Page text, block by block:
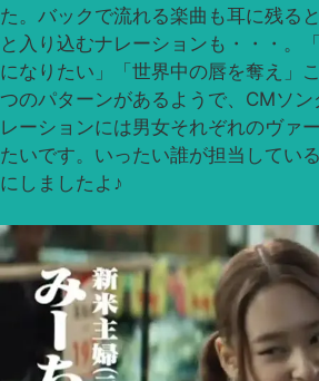
た。バックで流れる楽曲も耳に残る
と入り込むナレーションも・・・。
になりたい」「世界中の唇を奪え」
つのパターンがあるようで、CMソ
レーションには男女それぞれのヴァ
たいです。いったい誰が担当してい
にしましたよ♪